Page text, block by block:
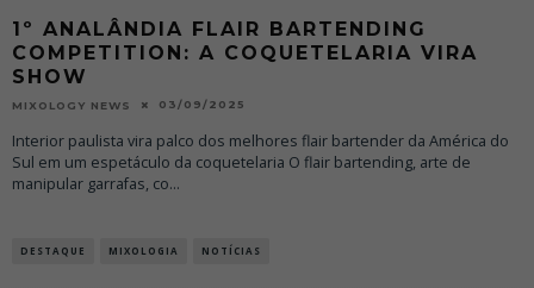
1º ANALÂNDIA FLAIR BARTENDING
COMPETITION: A COQUETELARIA VIRA
SHOW
MIXOLOGY NEWS 03/09/2025
Interior paulista vira palco dos melhores flair bartender da América do
Sul em um espetáculo da coquetelaria O flair bartending, arte de
manipular garrafas, co...
DESTAQUE MIXOLOGIA NOTÍCIAS